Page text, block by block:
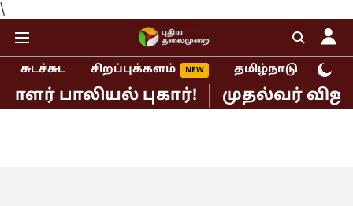
\
சுடச்சுட சிறப்புக்களம் தமிழ்நாடு
புகார்! முதல்வர் விஜய் -